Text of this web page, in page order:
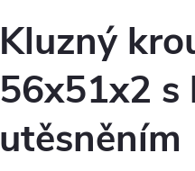
Kluzný
56x51x2 s
utěsněním